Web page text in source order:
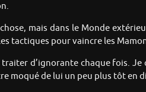
mais dans le Monde
tactiques pour vaincre les
d’ignorante chaque fois.
moqué de lui un peu plus tôt